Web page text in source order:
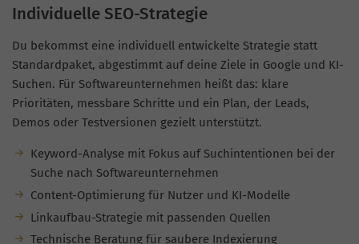
Individuelle SEO-Strategie
Du bekommst eine individuell entwickelte Strategie statt
Standardpaket, abgestimmt auf deine Ziele in Google und KI-
Suchen. Für Softwareunternehmen heißt das: klare
Prioritäten, messbare Schritte und ein Plan, der Leads,
Demos oder Testversionen gezielt unterstützt.
Keyword-Analyse mit Fokus auf Suchintentionen bei der
Suche nach Softwareunternehmen
Content-Optimierung für Nutzer und KI-Modelle
Linkaufbau-Strategie mit passenden Quellen
Technische Beratung für saubere Indexierung